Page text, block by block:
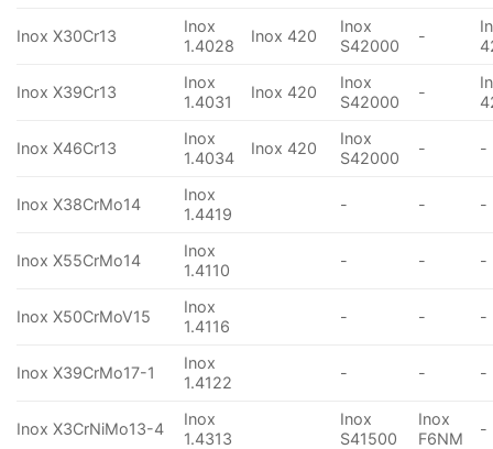
Inox X30Cr13
Inox
1.4028
Inox 420
Inox
S42000
-
Inox X39Cr13
Inox
1.4031
Inox 420
Inox
S42000
-
Inox X46Cr13
Inox
1.4034
Inox 420
Inox
S42000
- -
Inox X38CrMo14
Inox
1.4419
- - -
Inox X55CrMo14
Inox
1.4110
- - -
Inox X50CrMoV15
Inox
1.4116
- - -
Inox X39CrMo17-1
Inox
1.4122
- - -
Inox X3CrNiMo13-4
Inox
1.4313
Inox
S41500
Inox
F6NM
-